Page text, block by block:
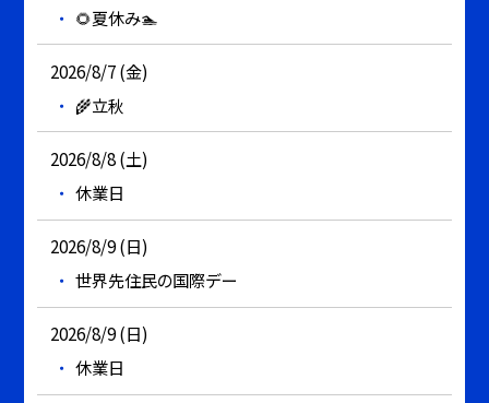
🌻夏休み🏊
2026/8/7 (金)
🌾立秋
2026/8/8 (土)
休業日
2026/8/9 (日)
世界先住民の国際デー
2026/8/9 (日)
休業日